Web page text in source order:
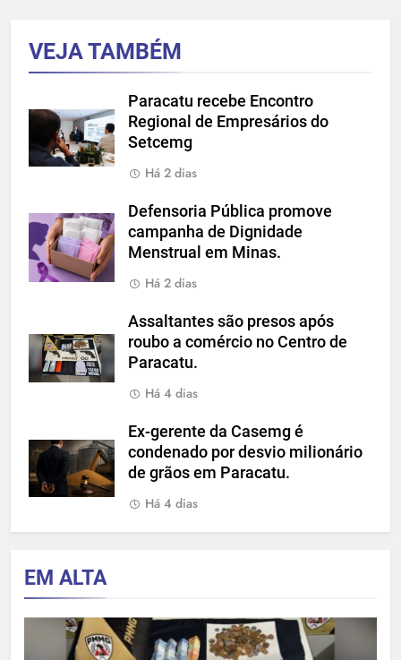
VEJA TAMBÉM
Paracatu recebe Encontro
Regional de Empresários do
Setcemg
Há 2 dias
Defensoria Pública promove
campanha de Dignidade
Menstrual em Minas.
Há 2 dias
Assaltantes são presos após
roubo a comércio no Centro de
Paracatu.
Há 4 dias
Ex-gerente da Casemg é
condenado por desvio milionário
de grãos em Paracatu.
Há 4 dias
EM ALTA